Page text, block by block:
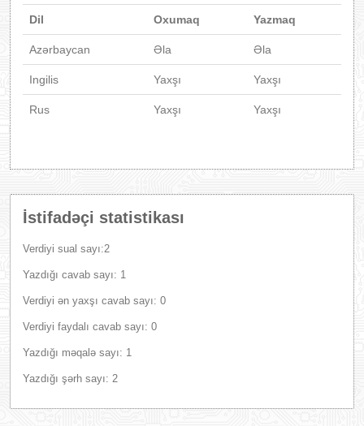
Dil Oxumaq Yazmaq
Azərbaycan Əla Əla
Ingilis Yaxşı Yaxşı
Rus Yaxşı Yaxşı
İstifadəçi statistikası
Verdiyi sual sayı:2
Yazdığı cavab sayı: 1
Verdiyi ən yaxşı cavab sayı: 0
Verdiyi faydalı cavab sayı: 0
Yazdığı məqalə sayı: 1
Yazdığı şərh sayı: 2